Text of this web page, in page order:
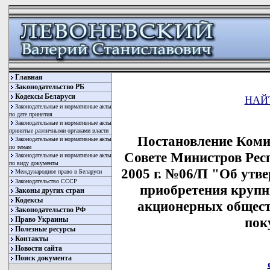
Главная
Законодательство РБ
Кодексы Беларуси
Законодательные и нормативные акты
по дате принятия
Законодательные и нормативные акты
принятые различными органами власти
Законодательные и нормативные акты
по темам
Законодательные и нормативные акты
по виду документы
Международное право в Беларуси
Законодательство СССР
Законы других стран
Кодексы
Законодательство РФ
Право Украины
Полезные ресурсы
Контакты
Новости сайта
Поиск документа
Постановление
Совете Министров
2005 г. №06/П "Об
приобретения
акционерных